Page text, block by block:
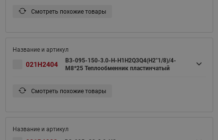
Смотреть похожие товары
021H2404
B3-095-150-3.0-H-H1H2Q3Q4(H2"1/8)/4-
M8*25 Теплообменник пластинчатый
Смотреть похожие товары